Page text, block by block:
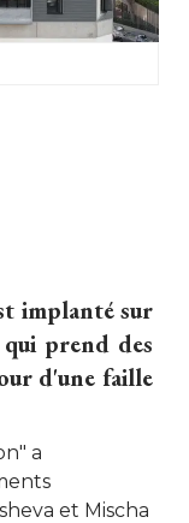
implanté sur
prend des
d'une faille
a
et Mischa